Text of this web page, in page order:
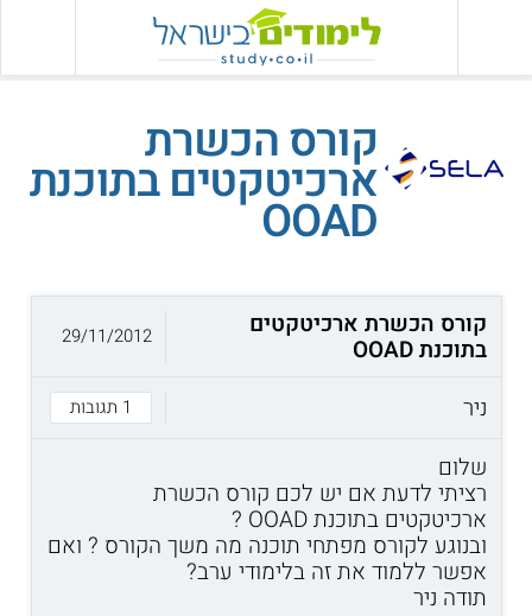
קורס הכשרת
ארכיטקטים בתוכנת
OOAD
קורס הכשרת ארכיטקטים
בתוכנת OOAD
ניר
1 תגובות
29/11/2012
שלום
רציתי לדעת אם יש לכם קורס הכשרת
ארכיטקטים בתוכנת OOAD ?
ובנוגע לקורס מפתחי תוכנה מה משך הקורס ? ואם
אפשר ללמוד את זה בלימודי ערב?
תודה ניר